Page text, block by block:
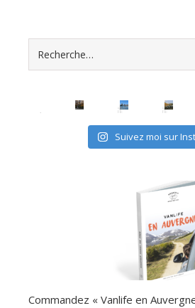
Suivez moi sur
Commandez « Vanlife en